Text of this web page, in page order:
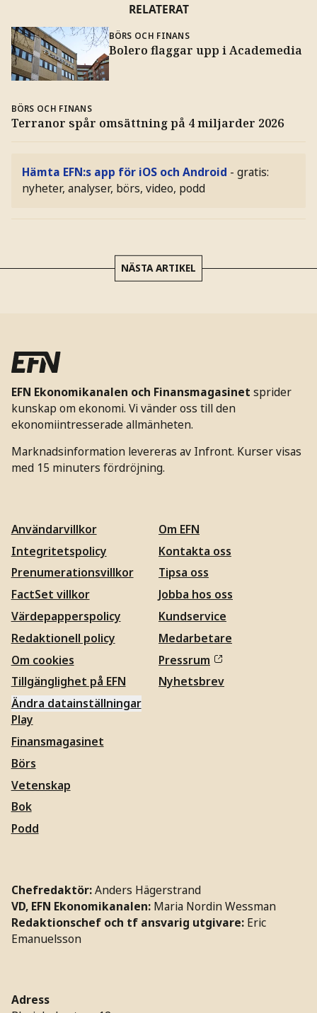
RELATERAT
BÖRS OCH FINANS
Bolero flaggar upp i Academedia
BÖRS OCH FINANS
Terranor spår omsättning på 4 miljarder 2026
Hämta EFN:s app för iOS och Android - gratis:
nyheter, analyser, börs, video, podd
NÄSTA ARTIKEL
EFN Ekonomikanalen och Finansmagasinet sprider
kunskap om ekonomi. Vi vänder oss till den
ekonomiintresserade allmänheten.
Marknadsinformation levereras av Infront. Kurser visas
med 15 minuters fördröjning.
Användarvillkor
Integritetspolicy
Prenumerationsvillkor
FactSet villkor
Värdepapperspolicy
Redaktionell policy
Om cookies
Tillgänglighet på EFN
Ändra datainställningar
Om EFN
Kontakta oss
Tipsa oss
Jobba hos oss
Kundservice
Medarbetare
Pressrum
Nyhetsbrev
Play
Finansmagasinet
Börs
Vetenskap
Bok
Podd
Chefredaktör:Anders Hägerstrand
VD, EFN Ekonomikanalen: Maria Nordin Wessman
Redaktionschef och tf ansvarig utgivare: Eric
Emanuelsson
Adress